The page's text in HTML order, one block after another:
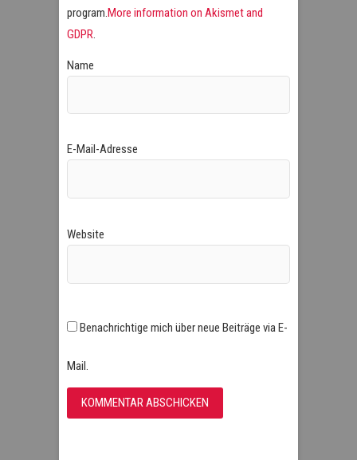
program.More information on Akismet and
GDPR.
Name
E-Mail-Adresse
Website
Benachrichtige mich über neue Beiträge via E-
Mail.